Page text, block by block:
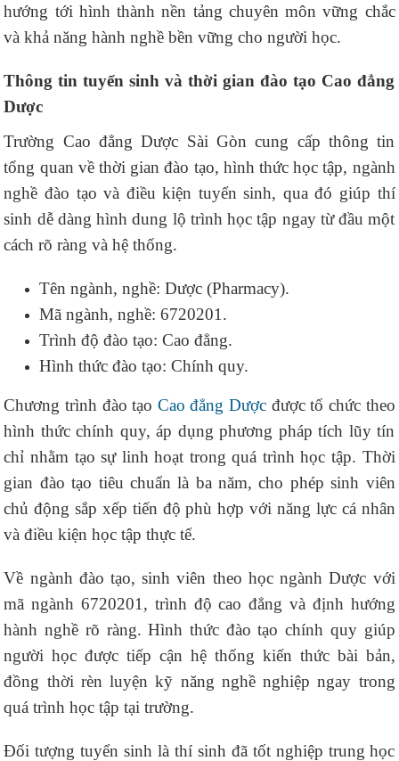
hướng tới hình thành nền tảng chuyên môn vững chắc
và khả năng hành nghề bền vững cho người học.
Thông tin tuyển sinh và thời gian đào tạo Cao đẳng
Dược
Trường Cao đẳng Dược Sài Gòn cung cấp thông tin
tổng quan về thời gian đào tạo, hình thức học tập, ngành
nghề đào tạo và điều kiện tuyển sinh, qua đó giúp thí
sinh dễ dàng hình dung lộ trình học tập ngay từ đầu một
cách rõ ràng và hệ thống.
Tên ngành, nghề: Dược (Pharmacy).
Mã ngành, nghề: 6720201.
Trình độ đào tạo: Cao đẳng.
Hình thức đào tạo: Chính quy.
Chương trình đào tạo Cao đẳng Dược được tổ chức theo
hình thức chính quy, áp dụng phương pháp tích lũy tín
chỉ nhằm tạo sự linh hoạt trong quá trình học tập. Thời
gian đào tạo tiêu chuẩn là ba năm, cho phép sinh viên
chủ động sắp xếp tiến độ phù hợp với năng lực cá nhân
và điều kiện học tập thực tế.
Về ngành đào tạo, sinh viên theo học ngành Dược với
mã ngành 6720201, trình độ cao đẳng và định hướng
hành nghề rõ ràng. Hình thức đào tạo chính quy giúp
người học được tiếp cận hệ thống kiến thức bài bản,
đồng thời rèn luyện kỹ năng nghề nghiệp ngay trong
quá trình học tập tại trường.
Đối tượng tuyển sinh là thí sinh đã tốt nghiệp trung học